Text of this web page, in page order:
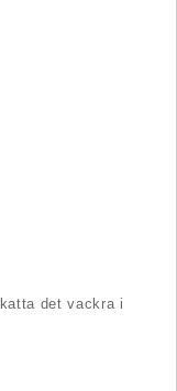
det vackra i